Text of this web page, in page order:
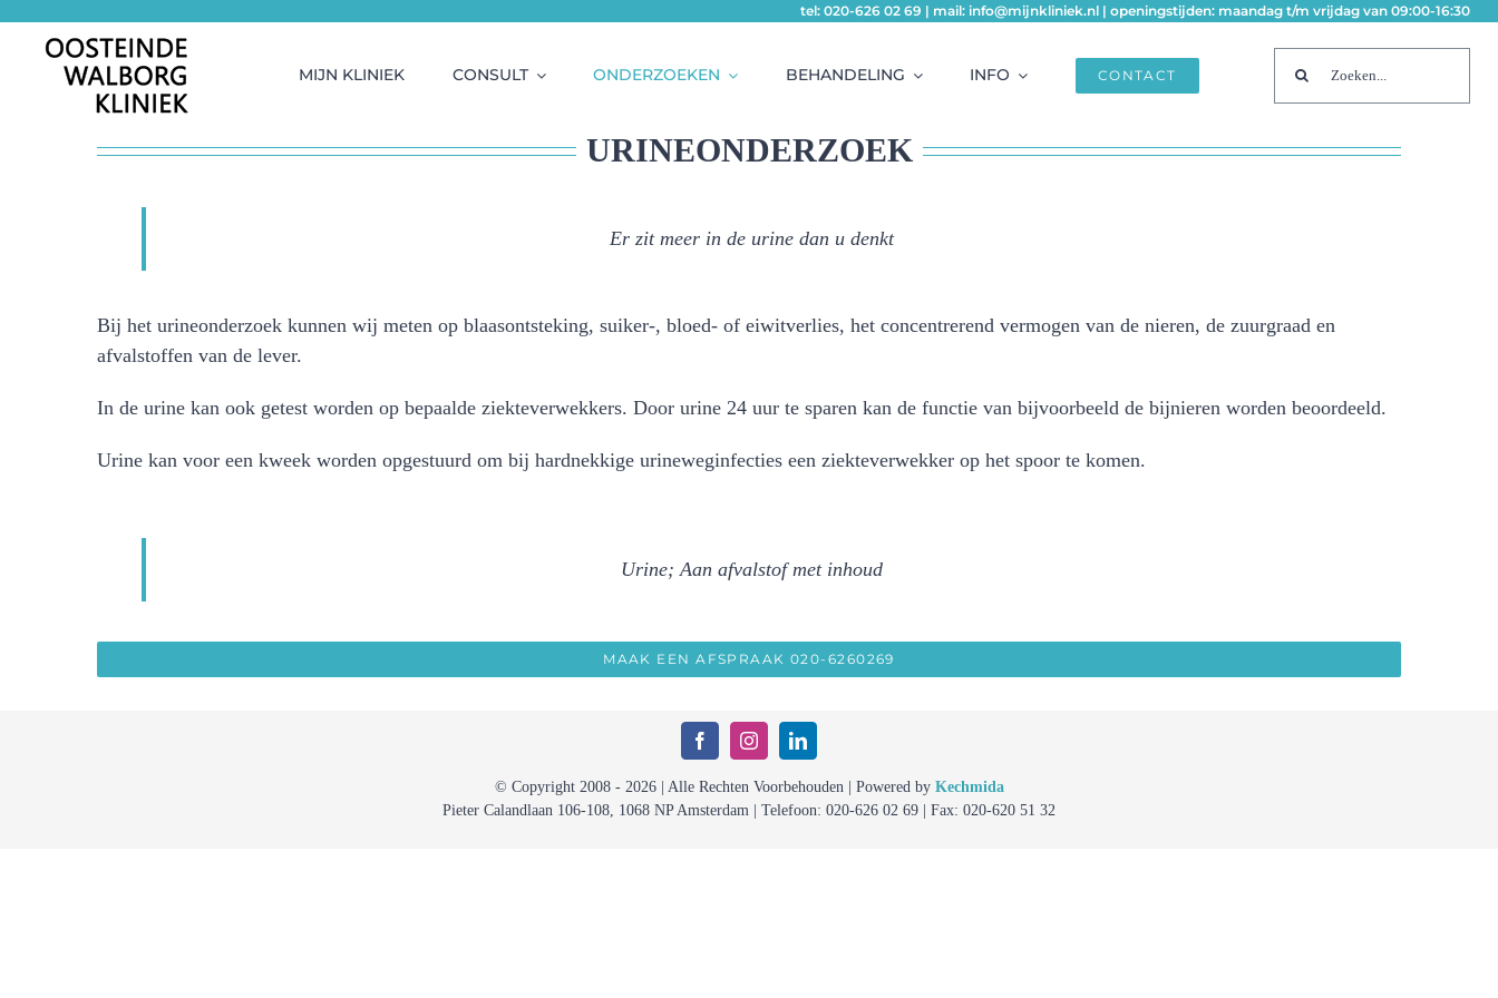
tel: 020-626 02 69 | mail: info@mijnkliniek.nl | openingstijden: maandag t/m vrijdag van 09:00-16:30
MIJN KLINIEK CONSULT ONDERZOEKEN BEHANDELING INFO CONTACT
URINEONDERZOEK
Er zit meer in de urine dan u denkt
Bij het urineonderzoek kunnen wij meten op blaasontsteking, suiker-, bloed- of eiwitverlies, het concentrerend vermogen van de nieren, de zuurgraad en
afvalstoffen van de lever.
In de urine kan ook getest worden op bepaalde ziekteverwekkers. Door urine 24 uur te sparen kan de functie van bijvoorbeeld de bijnieren worden beoordeeld.
Urine kan voor een kweek worden opgestuurd om bij hardnekkige urineweginfecties een ziekteverwekker op het spoor te komen.
Urine; Aan afvalstof met inhoud
MAAK EEN AFSPRAAK 020-6260269
© Copyright 2008 - 2026 | Alle Rechten Voorbehouden | Powered by Kechmida
Pieter Calandlaan 106-108, 1068 NP Amsterdam | Telefoon: 020-626 02 69 | Fax: 020-620 51 32